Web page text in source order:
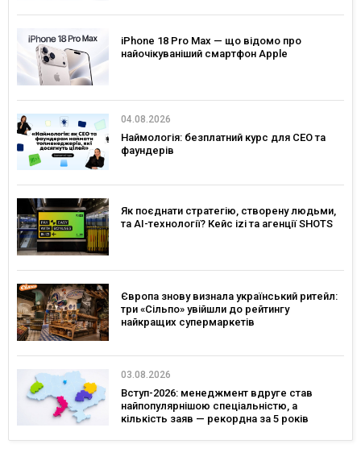
iPhone 18 Pro Max — що відомо про
найочікуваніший смартфон Apple
04.08.2026
Наймологія: безплатний курс для CEO та
фаундерів
Як поєднати стратегію, створену людьми,
та AI-технології? Кейс izi та агенції SHOTS
Європа знову визнала український ритейл:
три «Сільпо» увійшли до рейтингу
найкращих супермаркетів
03.08.2026
Вступ-2026: менеджмент вдруге став
найпопулярнішою спеціальністю, а
кількість заяв — рекордна за 5 років